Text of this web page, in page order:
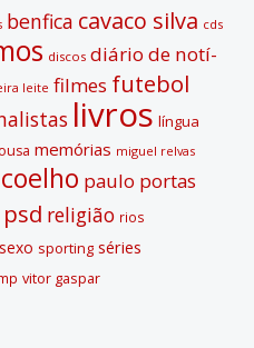
benfica cavaco silva cds
discos diário de notí­
leite filmes futebol
livros lí­ngua
memórias miguel relvas
paulo portas
psd religião rios
sexo sporting séries
vitor gaspar